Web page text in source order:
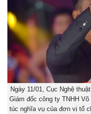
Ngày 11/01, Cục Nghệ
Giám đốc công ty TNHH
túc nghĩa vụ của đơn vị tổ